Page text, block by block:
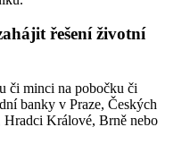
řešení životní
či minci na pobočku či
banky v Praze, Českých
Králové, Brně nebo